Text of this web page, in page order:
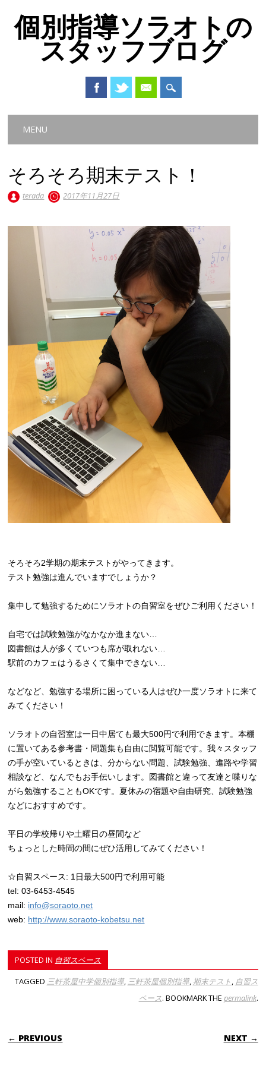
個別指導ソラオトの
スタッフブログ
Main menu
MENU
そろそろ期末テスト！
terada 2017年11月27日
そろそろ2学期の期末テストがやってきます。
テスト勉強は進んでいますでしょうか？
集中して勉強するためにソラオトの自習室をぜひご利用ください！
自宅では試験勉強がなかなか進まない…
図書館は人が多くていつも席が取れない…
駅前のカフェはうるさくて集中できない…
などなど、勉強する場所に困っている人はぜひ一度ソラオトに来て
みてください！
ソラオトの自習室は一日中居ても最大500円で利用できます。本棚
に置いてある参考書・問題集も自由に閲覧可能です。我々スタッフ
の手が空いているときは、分からない問題、試験勉強、進路や学習
相談など、なんでもお手伝いします。図書館と違って友達と喋りな
がら勉強することもOKです。夏休みの宿題や自由研究、試験勉強
などにおすすめです。
平日の学校帰りや土曜日の昼間など
ちょっとした時間の間にぜひ活用してみてください！
☆自習スペース: 1日最大500円で利用可能
tel: 03-6453-4545
mail: info@soraoto.net
web: http://www.soraoto-kobetsu.net
POSTED IN 自習スペース
TAGGED 三軒茶屋中学個別指導, 三軒茶屋個別指導, 期末テスト, 自習ス
ペース. BOOKMARK THE permalink.
POST NAVIGATION
← PREVIOUS NEXT →